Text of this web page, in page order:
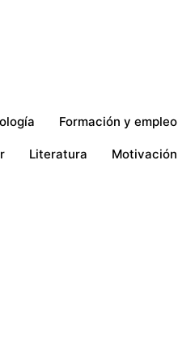
Formación y empleo
Literatura Motivación